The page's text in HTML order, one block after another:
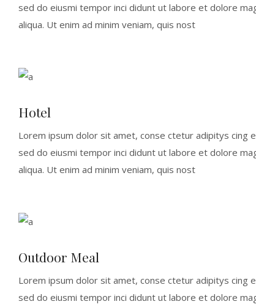
sed do eiusmi tempor inci didunt ut labore et dolore
aliqua. Ut enim ad minim veniam, quis nost
Hotel
Lorem ipsum dolor sit amet, conse ctetur adipitys cing
sed do eiusmi tempor inci didunt ut labore et dolore
aliqua. Ut enim ad minim veniam, quis nost
Outdoor Meal
Lorem ipsum dolor sit amet, conse ctetur adipitys cing
sed do eiusmi tempor inci didunt ut labore et dolore